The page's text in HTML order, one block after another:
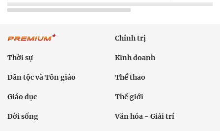
Chính trị
Thời sự Kinh doanh
Dân tộc và Tôn giáo Thể thao
Giáo dục Thế giới
Đời sống Văn hóa - Giải trí